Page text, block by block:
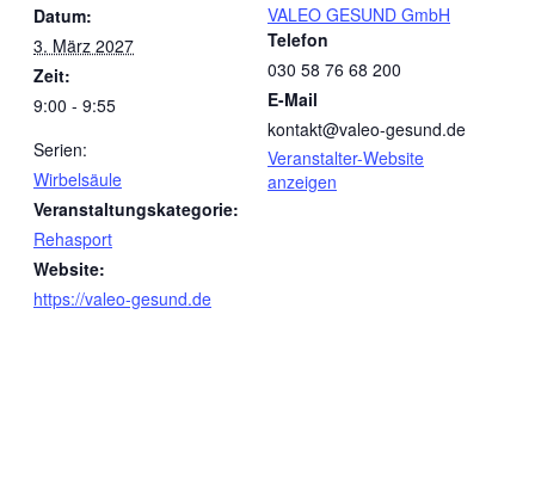
Datum:
3. März 2027
Zeit:
9:00 - 9:55
Serien:
Wirbelsäule
Veranstaltungskategorie:
Rehasport
Website:
https://valeo-gesund.de
VALEO GESUND GmbH
Telefon
030 58 76 68 200
E-Mail
kontakt@valeo-gesund.de
Veranstalter-Website
anzeigen